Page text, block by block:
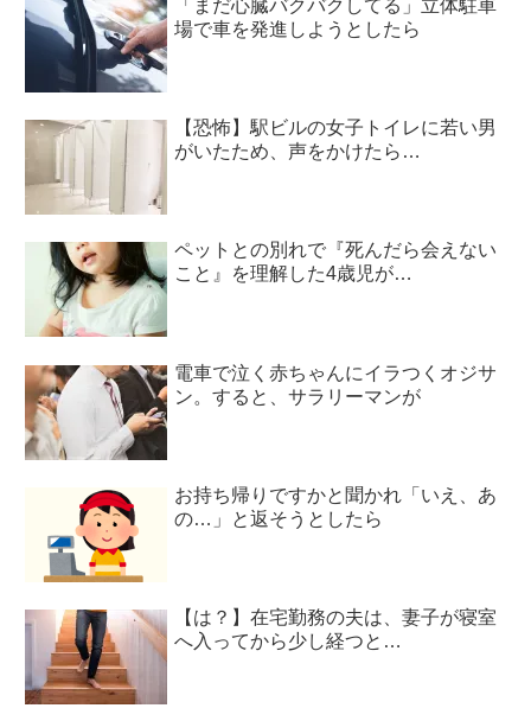
「まだ心臓バクバクしてる」立体駐車
場で車を発進しようとしたら
【恐怖】駅ビルの女子トイレに若い男
がいたため、声をかけたら…
ペットとの別れで『死んだら会えない
こと』を理解した4歳児が…
電車で泣く赤ちゃんにイラつくオジサ
ン。すると、サラリーマンが
お持ち帰りですかと聞かれ「いえ、あ
の…」と返そうとしたら
【は？】在宅勤務の夫は、妻子が寝室
へ入ってから少し経つと…